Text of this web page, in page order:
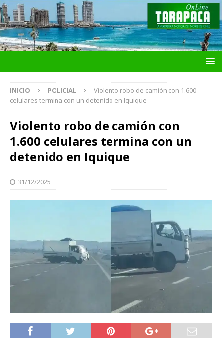
INICIO POLICIAL
Violento robo de camión con 1.600
celulares termina con un detenido en Iquique
Violento robo de camión con
1.600 celulares termina con un
detenido en Iquique
31/12/2025